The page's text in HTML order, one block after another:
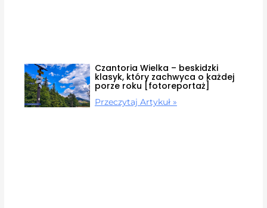
Czantoria Wielka – beskidzki
klasyk, który zachwyca o każdej
porze roku [fotoreportaż]
Przeczytaj Artykuł »